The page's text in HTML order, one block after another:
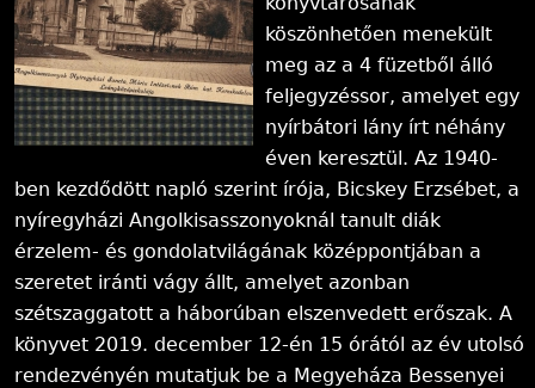
köszönhetően menekült
meg az a 4 füzetből álló
feljegyzéssor, amelyet egy
nyírbátori lány írt néhány
éven keresztül. Az 1940-
ben kezdődött napló szerint írója, Bicskey Erzsébet, a
nyíregyházi Angolkisasszonyoknál tanult diák
érzelem- és gondolatvilágának középpontjában a
szeretet iránti vágy állt, amelyet azonban
szétszaggatott a háborúban elszenvedett erőszak. A
könyvet 2019. december 12-én 15 órától az év utolsó
rendezvényén mutatjuk be a Megyeháza Bessenyei